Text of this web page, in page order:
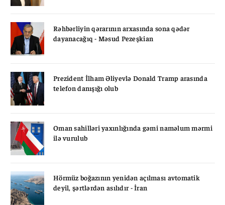
Rəhbərliyin qərarının arxasında sona qədər
dayanacağıq - Məsud Pezeşkian
Prezident İlham Əliyevlə Donald Tramp arasında
telefon danışığı olub
Oman sahilləri yaxınlığında gəmi naməlum mərmi
ilə vurulub
Hörmüz boğazının yenidən açılması avtomatik
deyil, şərtlərdən asılıdır - İran